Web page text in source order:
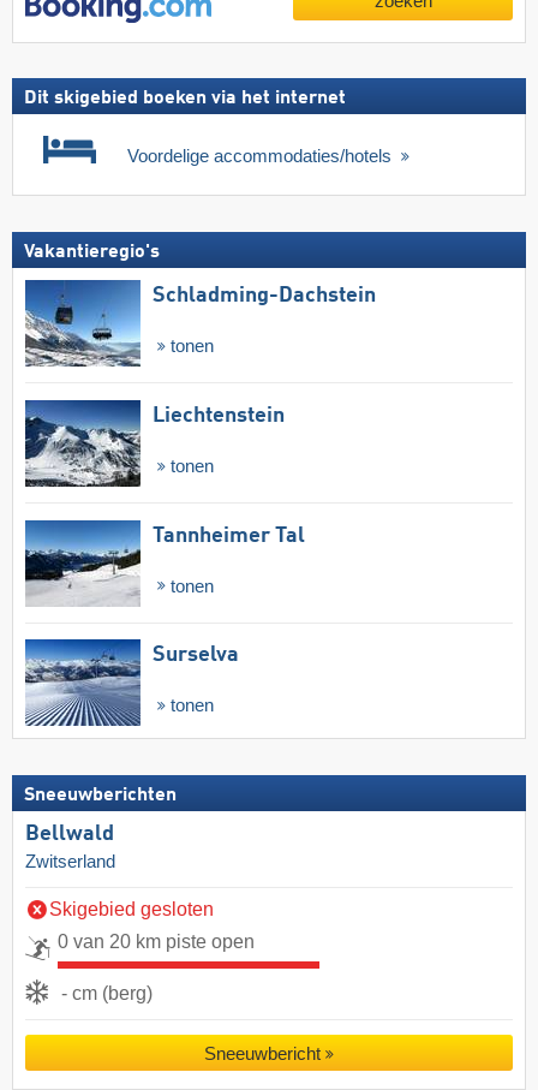
Dit skigebied boeken via het internet
Voordelige accommodaties/hotels
Vakantieregio's
Schladming-Dachstein
tonen
Liechtenstein
tonen
Tannheimer Tal
tonen
Surselva
tonen
Sneeuwberichten
Bellwald
Zwitserland
Skigebied gesloten
0 van 20 km piste open
- cm (berg)
Sneeuwbericht